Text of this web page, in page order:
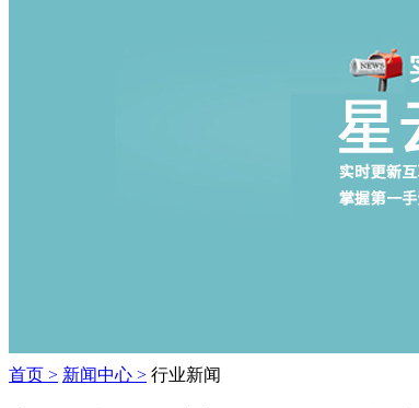
首页 > 新闻中心 > 行业新闻